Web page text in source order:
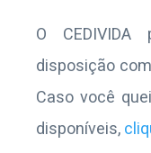
O
disposição
Caso você
disponíveis,